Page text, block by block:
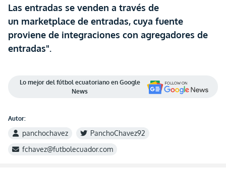
Las entradas se venden a través de
un marketplace de entradas, cuya fuente
proviene de integraciones con agregadores de
entradas".
Lo mejor del fútbol ecuatoriano en Google
News
Autor:
panchochavez
PanchoChavez92
fchavez@futbolecuador.com